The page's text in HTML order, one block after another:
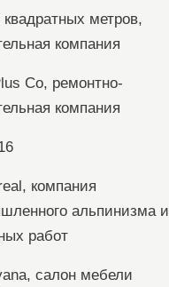
квадратных метров,
компания
Co, ремонтно-
компания
компания
альпинизма и
работ
салон мебели